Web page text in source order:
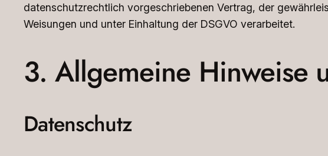
datenschutzrechtlich vorgeschriebenen Vertrag, der
Weisungen und unter Einhaltung der DSGVO verarbeitet.
3. Allgemeine Hinweise
Datenschutz